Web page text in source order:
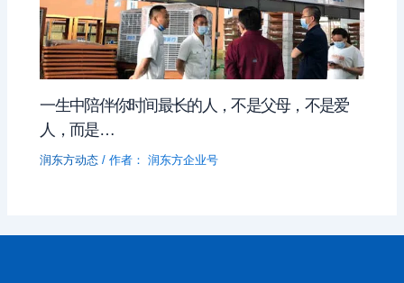
一生中陪伴你时间最长的人，不是父母，不是爱
人，而是…
润东方动态 / 作者： 润东方企业号